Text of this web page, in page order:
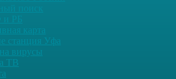
РБ
карта
станция Уфа
вирусы
ТВ